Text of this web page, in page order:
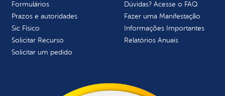
Formulários
Prazos e autoridades
Sic Físico
Solicitar Recurso
Solicitar um pedido
Dúvidas? Acesse o FAQ
Fazer uma Manifestação
Informações Importantes
Relatórios Anuais